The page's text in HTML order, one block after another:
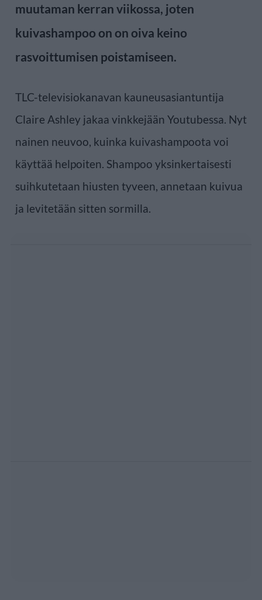
muutaman kerran viikossa, joten
kuivashampoo on on oiva keino
rasvoittumisen poistamiseen.
TLC-televisiokanavan kauneusasiantuntija
Claire Ashley jakaa vinkkejään Youtubessa. Nyt
nainen neuvoo, kuinka kuivashampoota voi
käyttää helpoiten. Shampoo yksinkertaisesti
suihkutetaan hiusten tyveen, annetaan kuivua
ja levitetään sitten sormilla.